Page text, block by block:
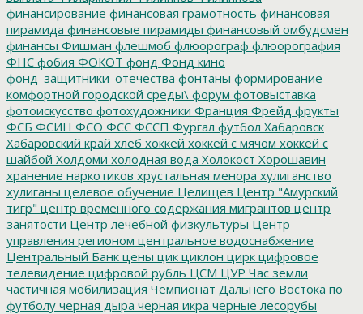
финансирование финансовая грамотность финансовая
пирамида финансовые пирамиды финансовый омбудсмен
финансы Фишман флешмоб флюорограф флюорография
ФНС фобия ФОКОТ фонд Фонд кино
фонд_защитники_отечества фонтаны формирование
комфортной городской среды\ форум фотовыставка
фотоискусство фотохудожники Франция Фрейд фрукты
ФСБ ФСИН ФСО ФСС ФССП Фургал футбол Хабаровск
Хабаровский край хлеб хоккей хоккей с мячом хоккей с
шайбой Холдоми холодная вода Холокост Хорошавин
хранение наркотиков хрустальная менора хулиганство
хулиганы целевое обучение Целищев Центр "Амурский
тигр" центр временного содержания мигрантов центр
занятости Центр лечебной физкультуры Центр
управления регионом центральное водоснабжение
Центральный Банк цены цик циклон цирк цифровое
телевидение цифровой рубль ЦСМ ЦУР Час земли
частичная мобилизация Чемпионат Дальнего Востока по
футболу черная дыра черная икра черные лесорубы